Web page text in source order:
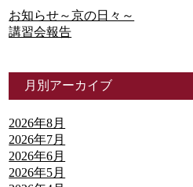
お知らせ～京の日々～
講習会報告
月別アーカイブ
2026年8月
2026年7月
2026年6月
2026年5月